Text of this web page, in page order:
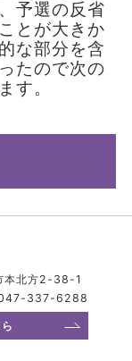
予選の反省
とが大きか
な部分を含
たので次の
す。
北方2-38-1
337-6288